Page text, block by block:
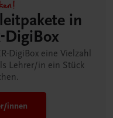
in
DigiBox
DigiBox eine Vielzahl
Lehrer/in ein Stück
innen